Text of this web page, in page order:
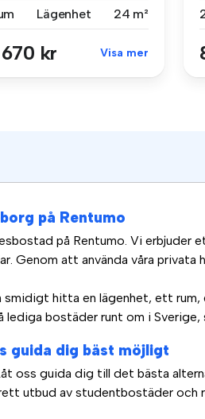
Lägenhet 24 m²
kr Visa mer
på Rentumo
på Rentumo. Vi
Genom att använda våra
hitta en lägenhet, ett rum,
lediga bostäder runt om i
guida dig bäst möjligt
oss guida dig till det bästa
utbud av studentbostäder och